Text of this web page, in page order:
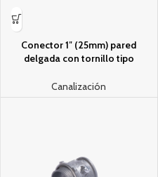
Conector 1″ (25mm) pared
delgada con tornillo tipo
verde
Canalización